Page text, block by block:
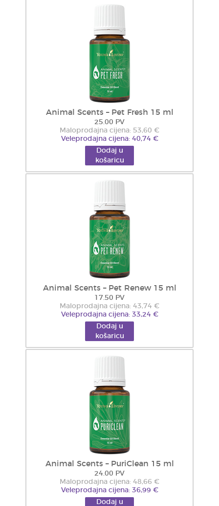
Animal Scents – Pet Fresh 15 ml
25.00 PV
Maloprodajna cijena: 53,60 €
Veleprodajna cijena: 40,74 €
Dodaj u
košaricu
Animal Scents – Pet Renew 15 ml
17.50 PV
Maloprodajna cijena: 43,74 €
Veleprodajna cijena: 33,24 €
Dodaj u
košaricu
Animal Scents – PuriClean 15 ml
24.00 PV
Maloprodajna cijena: 48,66 €
Veleprodajna cijena: 36,99 €
Dodaj u